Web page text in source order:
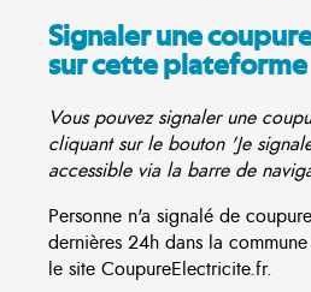
Signaler une
sur cette plateforme
Vous pouvez signaler une
cliquant sur le bouton 'Je
accessible via la barre de
Personne n'a signalé de
dernières 24h dans la
le site CoupureElectricite.fr.